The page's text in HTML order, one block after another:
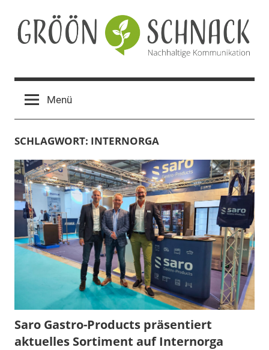
Inhalt
springen
Gröön
Schnack
Menü
SCHLAGWORT: INTERNORGA
Saro Gastro-Products präsentiert
aktuelles Sortiment auf Internorga